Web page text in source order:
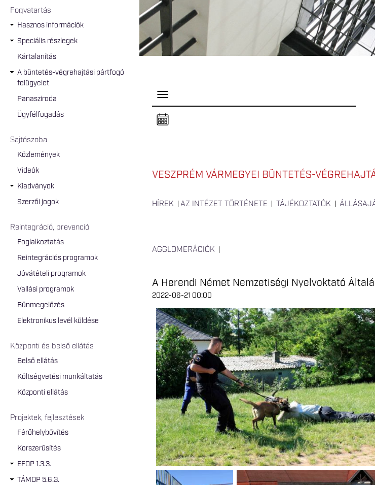
Fogvatartás
Hasznos információk
Speciális részlegek
Kártalanítás
A büntetés-végrehajtási pártfogó
felügyelet
Panasziroda
Ügyfélfogadás
Sajtószoba
Közlemények
Videók
Kiadványok
Szerzői jogok
Reintegráció, prevenció
Foglalkoztatás
Reintegrációs programok
Jóvátételi programok
Vallási programok
Bűnmegelőzés
Elektronikus levél küldése
Központi és belső ellátás
Belső ellátás
Költségvetési munkáltatás
Központi ellátás
Projektek, fejlesztések
Férőhelybővítés
Korszerűsítés
EFOP 1.3.3.
TÁMOP 5.6.3.
P
e
l
s
a
VESZPRÉM VÁRMEGYEI BÜNTETÉS-
HÍREK AZ INTÉZET TÖRTÉNETE TÁJÉKOZTATÓK
AGGLOMERÁCIÓK
A Herendi Német Nemzetiségi Nyelvoktató
2022-06-21 00:00